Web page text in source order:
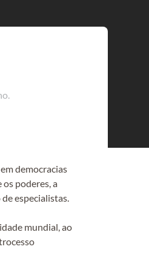
democracias
poderes, a
especialistas.
mundial, ao